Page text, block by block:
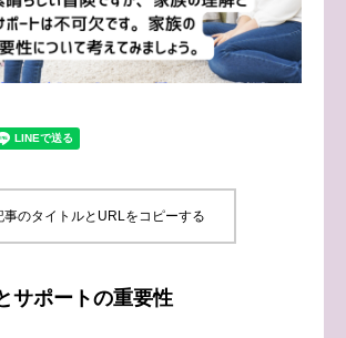
事のタイトルとURLをコピーする
サポートの重要性